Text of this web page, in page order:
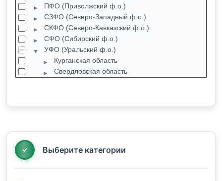
ПФО (Приволжский ф.о.)
СЗФО (Северо-Западный ф.о.)
СКФО (Северо-Кавказский ф.о.)
СФО (Сибирский ф.о.)
УФО (Уральский ф.о.)
Курганская область
Свердловская область
Выберите категории